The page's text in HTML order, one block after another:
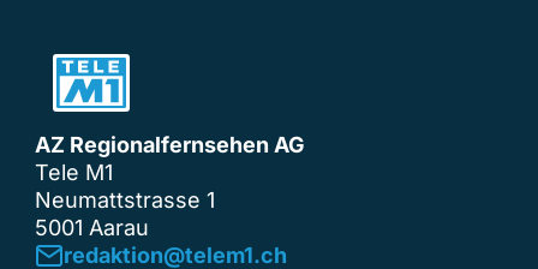
AZ Regionalfernsehen AG
Tele M1
Neumattstrasse 1
5001 Aarau
redaktion@telem1.ch